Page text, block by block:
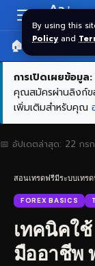
By using this
Policy and
Resizer
Aa
🏠 หน้าแรก ร
การเปิดเผยข้อมูล:
คุณสมัครผ่านลิงก์ขอ
เพิ่มเติมสำหรับคุณ
📅 อัปเดตล่าสุด: 22 กร
สอนเทรดฟรีมีระบบเทร
FOREX BASICS
เทคนิคใ
มืออาชีพ